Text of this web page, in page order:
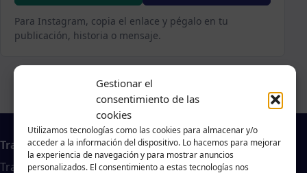
Gestionar el
consentimiento de las
cookies
Utilizamos tecnologías como las cookies para almacenar y/o
acceder a la información del dispositivo. Lo hacemos para mejorar
la experiencia de navegación y para mostrar anuncios
personalizados. El consentimiento a estas tecnologías nos
Para Instagram, copia el enlace y pégalo en tu
publicación, historia o mensaje.
Trabajo en A Coruña
Traballar na costa es un agregador de noticias